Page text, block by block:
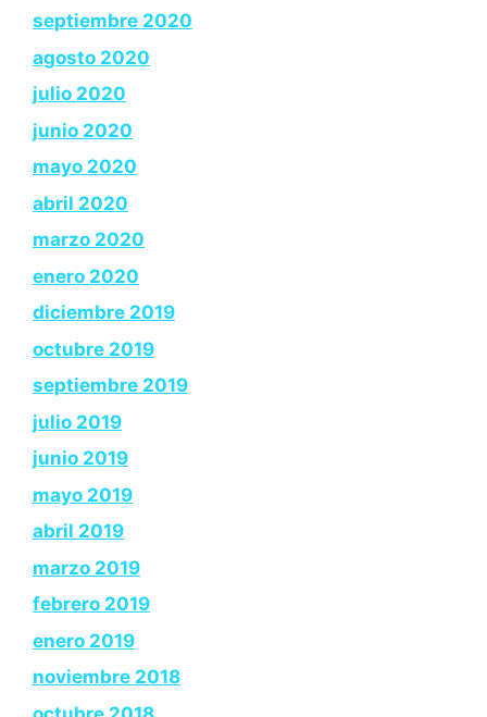
septiembre 2020
agosto 2020
julio 2020
junio 2020
mayo 2020
abril 2020
marzo 2020
enero 2020
diciembre 2019
octubre 2019
septiembre 2019
julio 2019
junio 2019
mayo 2019
abril 2019
marzo 2019
febrero 2019
enero 2019
noviembre 2018